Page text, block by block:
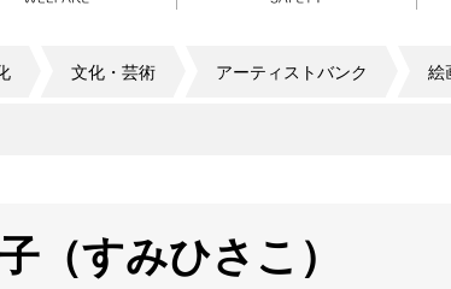
文化・芸術 アーティストバンク 絵
すみひさこ）